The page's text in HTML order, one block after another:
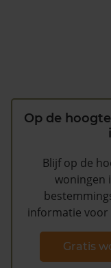
Op de
Blijf op de
woningen
informatie voor
Gratis